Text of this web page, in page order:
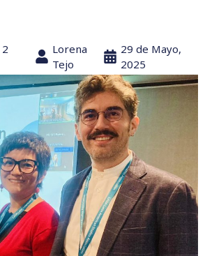
Lorena
Tejo
29 de Mayo,
2025